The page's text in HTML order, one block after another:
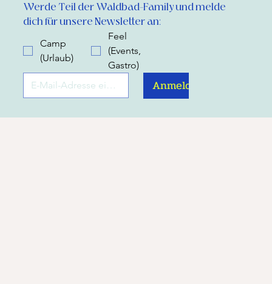
Werde Teil der Waldbad-Family und melde
dich für unsere Newsletter an:
Camp
(Urlaub)
Feel
(Events,
Gastro)
Anmelden